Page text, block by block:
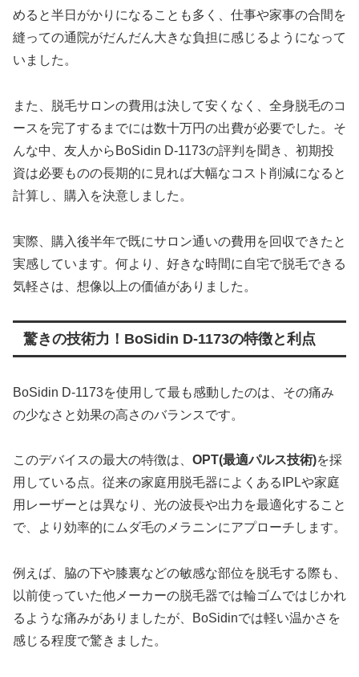
めると半日がかりになることも多く、仕事や家事の合間を
縫っての通院がだんだん大きな負担に感じるようになって
いました。
また、脱毛サロンの費用は決して安くなく、全身脱毛のコ
ースを完了するまでには数十万円の出費が必要でした。そ
んな中、友人からBoSidin D-1173の評判を聞き、初期投
資は必要ものの長期的に見れば大幅なコスト削減になると
計算し、購入を決意しました。
実際、購入後半年で既にサロン通いの費用を回収できたと
実感しています。何より、好きな時間に自宅で脱毛できる
気軽さは、想像以上の価値がありました。
驚きの技術力！BoSidin D-1173の特徴と利点
BoSidin D-1173を使用して最も感動したのは、その痛み
の少なさと効果の高さのバランスです。
このデバイスの最大の特徴は、 OPT(最適パルス技術)を採
用している点。従来の家庭用脱毛器によくあるIPLや家庭
用レーザーとは異なり、光の波長や出力を最適化すること
で、より効率的にムダ毛のメラニンにアプローチします。
例えば、脇の下や膝裏などの敏感な部位を脱毛する際も、
以前使っていた他メーカーの脱毛器では輪ゴムではじかれ
るような痛みがありましたが、BoSidinでは軽い温かさを
感じる程度で驚きました。